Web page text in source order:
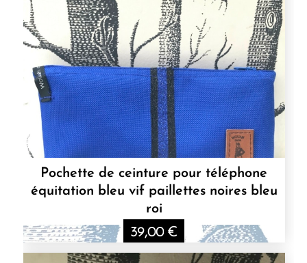
Pochette de ceinture pour téléphone
équitation bleu vif paillettes noires bleu
roi
39,00 €